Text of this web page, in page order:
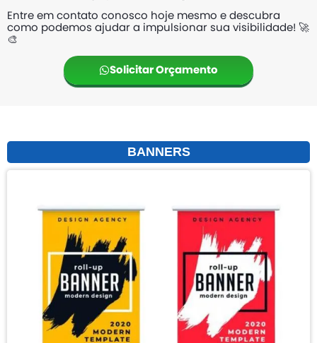
Entre em contato conosco hoje mesmo e descubra
como podemos ajudar a impulsionar sua visibilidade! 🚀
🎨
Solicitar Orçamento
BANNERS